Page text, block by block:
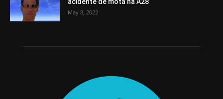
May 8, 2022